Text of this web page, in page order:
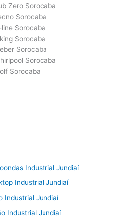
Zero Sorocaba
Sorocaba
Sorocaba
Sorocaba
Sorocaba
Sorocaba
Sorocaba
Industrial Jundiaí
Industrial Jundiaí
Industrial Jundiaí
Industrial Jundiaí